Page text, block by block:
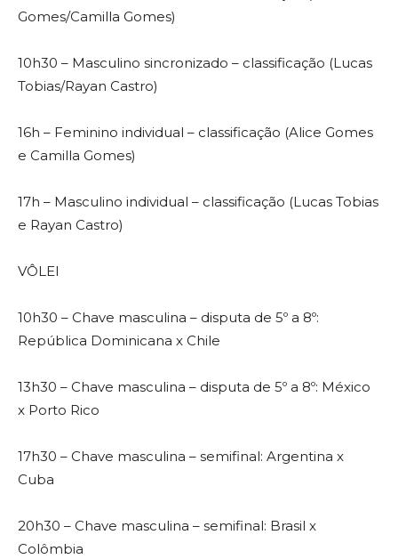
Gomes/Camilla Gomes)
10h30 – Masculino sincronizado – classificação (Lucas
Tobias/Rayan Castro)
16h – Feminino individual – classificação (Alice Gomes
e Camilla Gomes)
17h – Masculino individual – classificação (Lucas Tobias
e Rayan Castro)
VÔLEI
10h30 – Chave masculina – disputa de 5º a 8º:
República Dominicana x Chile
13h30 – Chave masculina – disputa de 5º a 8º: México
x Porto Rico
17h30 – Chave masculina – semifinal: Argentina x
Cuba
20h30 – Chave masculina – semifinal: Brasil x
Colômbia